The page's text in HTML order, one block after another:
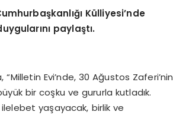
Külliyesi’nde
paylaştı.
Evi’nde, 30 Ağustos Zaferi’nin
bir coşku ve gururla kutladık.
yaşayacak, birlik ve